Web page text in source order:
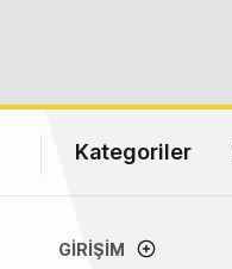
Kategoriler
GIRIŞIM